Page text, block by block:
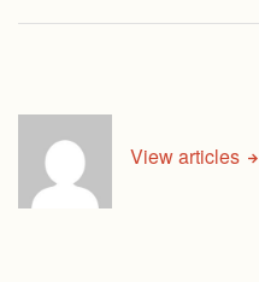
View articles